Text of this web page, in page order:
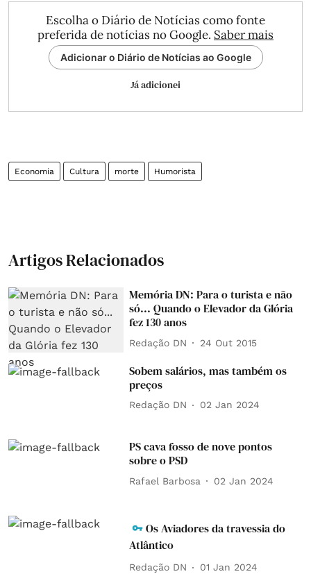
Escolha o Diário de Notícias como fonte
preferida de notícias no Google. Saber mais
Adicionar o Diário de Notícias ao Google
Já adicionei
Economia Cultura morte Humorista
Artigos Relacionados
Memória DN: Para o turista e não
só... Quando o Elevador da Glória
fez 130 anos
Redação DN 24 Out 2015
Sobem salários, mas também os
preços
Redação DN 02 Jan 2024
PS cava fosso de nove pontos
sobre o PSD
Rafael Barbosa 02 Jan 2024
Os Aviadores da travessia do
Atlântico
Redação DN 01 Jan 2024